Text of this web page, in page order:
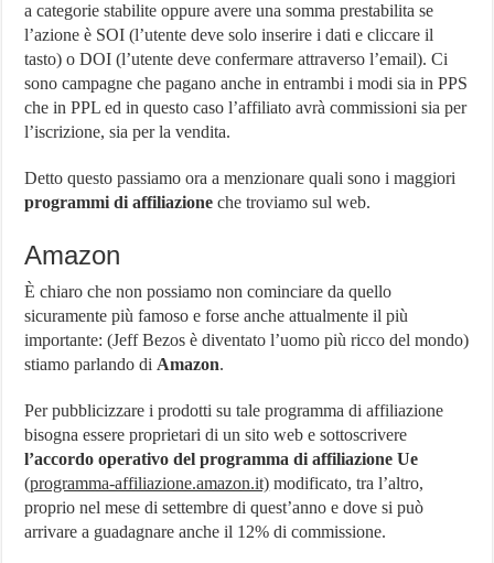
a categorie stabilite oppure avere una somma prestabilita se
l’azione è SOI (l’utente deve solo inserire i dati e cliccare il
tasto) o DOI (l’utente deve confermare attraverso l’email). Ci
sono campagne che pagano anche in entrambi i modi sia in PPS
che in PPL ed in questo caso l’affiliato avrà commissioni sia per
l’iscrizione, sia per la vendita.
Detto questo passiamo ora a menzionare quali sono i maggiori
programmi di affiliazione che troviamo sul web.
Amazon
È chiaro che non possiamo non cominciare da quello
sicuramente più famoso e forse anche attualmente il più
importante: (Jeff Bezos è diventato l’uomo più ricco del mondo)
stiamo parlando di Amazon.
Per pubblicizzare i prodotti su tale programma di affiliazione
bisogna essere proprietari di un sito web e sottoscrivere
l’accordo operativo del programma di affiliazione Ue
(programma-affiliazione.amazon.it) modificato, tra l’altro,
proprio nel mese di settembre di quest’anno e dove si può
arrivare a guadagnare anche il 12% di commissione.